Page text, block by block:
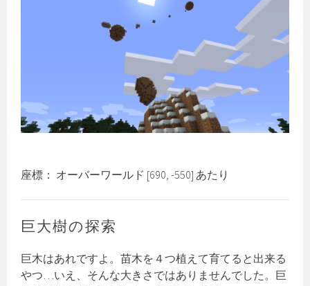
座標： オーバーワールド [690, -550] あたり
巨大樹の探索
巨木はあれですよ。苗木を４つ植えて育てると出来る
やつ…いえ、そんな大きさではありませんでした。巨